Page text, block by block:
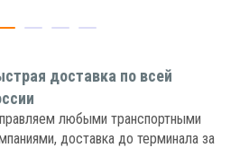
доставка по всей
любыми транспортными
доставка до терминала за